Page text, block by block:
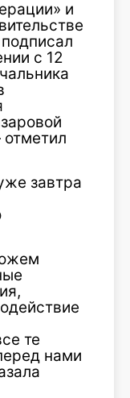
и
с 12
завтра
те
нами